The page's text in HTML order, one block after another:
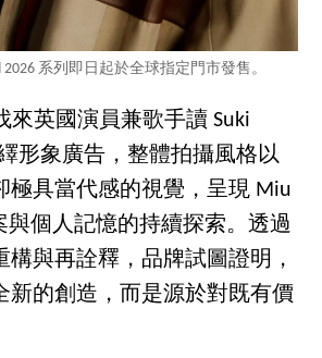
2026 系列即日起於全球指定門市發售。
來英國演員兼歌手讀 Suki
形象廣告，整體拍攝風格以
極具當代感的視覺，呈現 Miu
與個人記憶的持續探索。透過
構與再詮釋，品牌試圖證明，
新的創造，而是源於對既有價